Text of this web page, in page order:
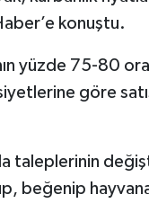
konuştu.
yüzde 75-80
göre
taleplerinin
beğenip